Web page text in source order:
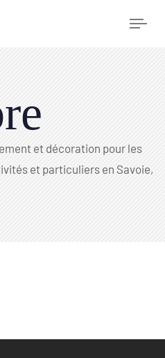
et décoration pour les
et particuliers en Savoie,